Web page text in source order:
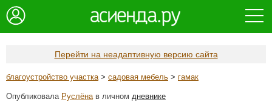
Перейти на неадаптивную версию сайта
благоустройство участка> садовая мебель > гамак
Опубликовала Руслёнав личном дневнике